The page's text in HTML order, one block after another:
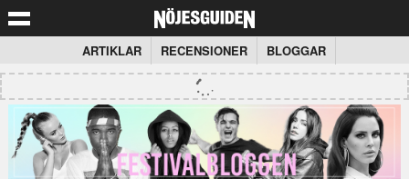
ARTIKLAR RECENSIONER BLOGGAR